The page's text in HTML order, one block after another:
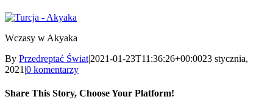
Wczasy w Akyaka
By Przedreptać Świat|2021-01-23T11:36:26+00:0023 stycznia,
2021 |0 komentarzy
Share This Story, Choose Your Platform!